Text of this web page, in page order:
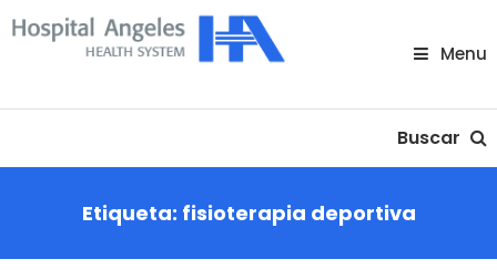
Skip
To
Menu
Buscar
Etiqueta: fisioterapia deportiva